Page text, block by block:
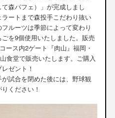
森パフェ）」が完成しまし
ートまで森投手こだわり抜い
ルーツは季節によって変わり
を9個使用いたしました。販売
ース内2ゲート『肉山』福岡・
食堂で販売いたします。ご購入
ゼント！
試合を閉めた後には、野球観
ください！